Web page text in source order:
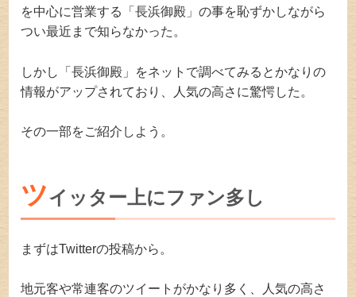
を中心に営業する「長浜御殿」の事を恥ずかしながら
つい最近まで知らなかった。
しかし「長浜御殿」をネットで調べてみるとかなりの
情報がアップされており、人気の高さに驚愕した。
その一部をご紹介しよう。
ツイッター上にファン多し
まずはTwitterの投稿から。
地元客や常連客のツイートがかなり多く、人気の高さ